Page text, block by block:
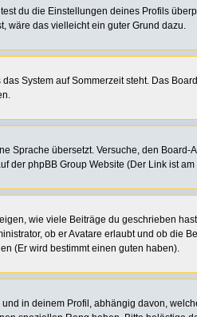
du die Einstellungen deines Profils
wäre das vielleicht ein guter Grund dazu.
System auf Sommerzeit steht. Das
Sprache übersetzt. Versuche, den
der phpBB Group Website (Der Link ist
wie viele Beiträge du geschrieben
ob er Avatare erlaubt und ob die
(Er wird bestimmt einen guten haben).
in deinem Profil, abhängig davon,